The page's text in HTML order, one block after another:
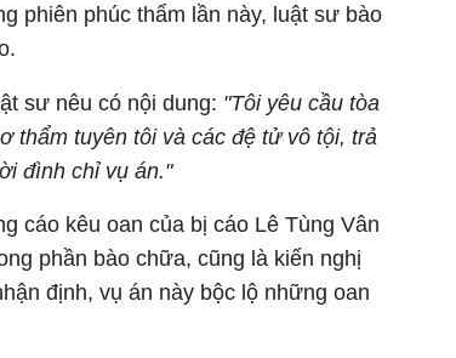
phiên phúc thẩm lần này, luật sư bào
sư nêu có nội dung: "Tôi yêu cầu tòa
thẩm tuyên tôi và các đệ tử vô tội, trả
đình chỉ vụ án."
cáo kêu oan của bị cáo Lê Tùng Vân
phần bào chữa, cũng là kiến nghị
định, vụ án này bộc lộ những oan